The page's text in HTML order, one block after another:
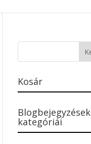
Kosár
Blogbejegyzések
kategóriái